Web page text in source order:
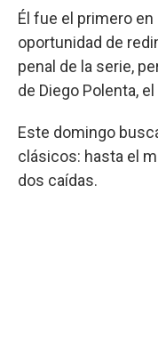
Él fue el primero
oportunidad de
penal de la serie,
de Diego Polenta,
Este domingo
clásicos: hasta el
dos caídas.